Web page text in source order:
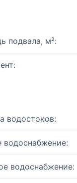
подвала, м²:
водостоков:
водоснабжение:
водоснабжение: